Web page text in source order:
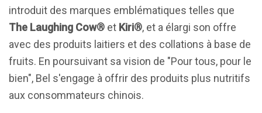
introduit des marques emblématiques telles que
The Laughing Cow® et Kiri®, et a élargi son offre
avec des produits laitiers et des collations à base de
fruits. En poursuivant sa vision de "Pour tous, pour le
bien", Bel s'engage à offrir des produits plus nutritifs
aux consommateurs chinois.